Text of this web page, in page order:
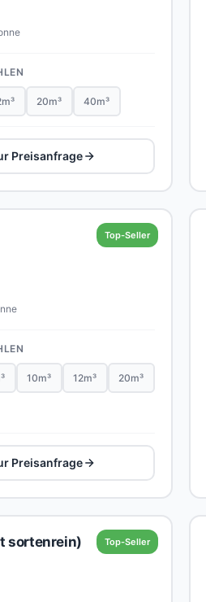
20m³ 40m³
Preisanfrage
Top-Seller
10m³ 12m³ 20m³
Preisanfrage
Top-Seller
sortenrein)